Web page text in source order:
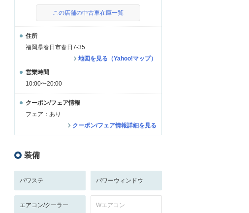
この店舗の中古車在庫一覧
住所
福岡県春日市春日7-35
地図を見る（Yahoo!マップ）
営業時間
10:00〜20:00
クーポン/フェア情報
フェア：あり
クーポン/フェア情報詳細を見る
装備
パワステ パワーウィンドウ
エアコン/クーラー Wエアコン